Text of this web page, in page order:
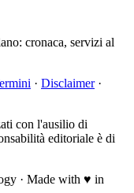
cronaca, servizi al
· Disclaimer ·
con l'ausilio di
editoriale è di
· Made with ♥ in